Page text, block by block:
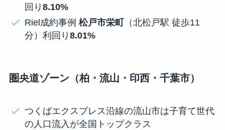
回り8.10%
Riel成約事例松戸市栄町（北松戸駅 徒歩11
分）利回り8.01%
圏央道ゾーン（柏・流山・印西・千葉市）
つくばエクスプレス沿線の流山市は子育て世代
の人口流入が全国トップクラス